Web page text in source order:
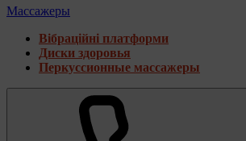
Массажеры
Вібраційні платформи
Диски здоровья
Перкуссионные массажеры